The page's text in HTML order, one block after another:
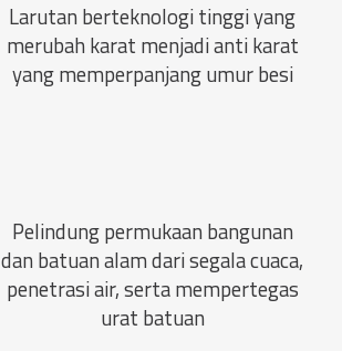
Larutan berteknologi tinggi yang
merubah karat menjadi anti karat
yang memperpanjang umur besi
Pelindung permukaan bangunan
dan batuan alam dari segala cuaca,
penetrasi air, serta mempertegas
urat batuan